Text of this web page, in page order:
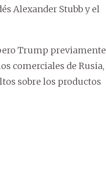
Alexander Stubb y el
Trump previamente
comerciales de Rusia,
sobre los productos